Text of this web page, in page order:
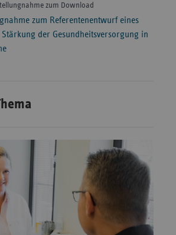
zum Download
zum Referentenentwurf eines
Stärkung der Gesundheitsversorgung in